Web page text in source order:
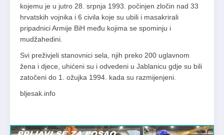
kojemu je u jutro 28. srpnja 1993. počinjen zločin nad 33
hrvatskih vojnika i 6 civila koje su ubili i masakrirali
pripadnici Armije BiH među kojima se spominju i
mudžahedini.
Svi preživjeli stanovnici sela, njih preko 200 uglavnom
žena i djece, uhićeni su i odvedeni u Jablanicu gdje su bili
zatočeni do 1. ožujka 1994. kada su razmijenjeni.
bljesak.info